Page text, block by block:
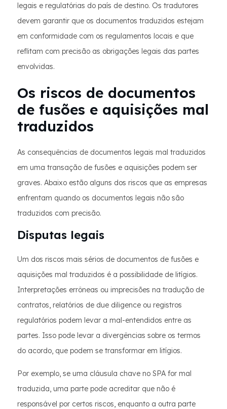
legais e regulatórias do país de destino. Os tradutores
devem garantir que os documentos traduzidos estejam
em conformidade com os regulamentos locais e que
reflitam com precisão as obrigações legais das partes
envolvidas.
Os riscos de documentos
de fusões e aquisições mal
traduzidos
As consequências de documentos legais mal traduzidos
em uma transação de fusões e aquisições podem ser
graves. Abaixo estão alguns dos riscos que as empresas
enfrentam quando os documentos legais não são
traduzidos com precisão.
Disputas legais
Um dos riscos mais sérios de documentos de fusões e
aquisições mal traduzidos é a possibilidade de litígios.
Interpretações errôneas ou imprecisões na tradução de
contratos, relatórios de due diligence ou registros
regulatórios podem levar a mal-entendidos entre as
partes. Isso pode levar a divergências sobre os termos
do acordo, que podem se transformar em litígios.
Por exemplo, se uma cláusula chave no SPA for mal
traduzida, uma parte pode acreditar que não é
responsável por certos riscos, enquanto a outra parte